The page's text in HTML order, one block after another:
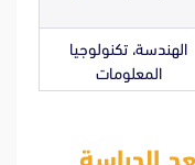
الهندسة، تكنولوجيا
المعلومات